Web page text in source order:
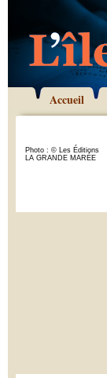
Accueil
Photo : © Les Éditions
LA GRANDE MARÉE